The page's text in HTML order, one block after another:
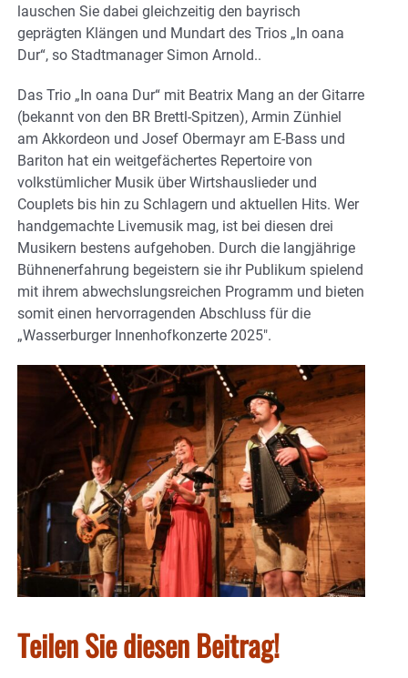
lauschen Sie dabei gleichzeitig den bayrisch
geprägten Klängen und Mundart des Trios „In oana
Dur“, so Stadtmanager Simon Arnold..
Das Trio „In oana Dur“ mit Beatrix Mang an der Gitarre
(bekannt von den BR Brettl-Spitzen), Armin Zünhiel
am Akkordeon und Josef Obermayr am E-Bass und
Bariton hat ein weitgefächertes Repertoire von
volkstümlicher Musik über Wirtshauslieder und
Couplets bis hin zu Schlagern und aktuellen Hits. Wer
handgemachte Livemusik mag, ist bei diesen drei
Musikern bestens aufgehoben. Durch die langjährige
Bühnenerfahrung begeistern sie ihr Publikum spielend
mit ihrem abwechslungsreichen Programm und bieten
somit einen hervorragenden Abschluss für die
„Wasserburger Innenhofkonzerte 2025″.
Teilen Sie diesen Beitrag!